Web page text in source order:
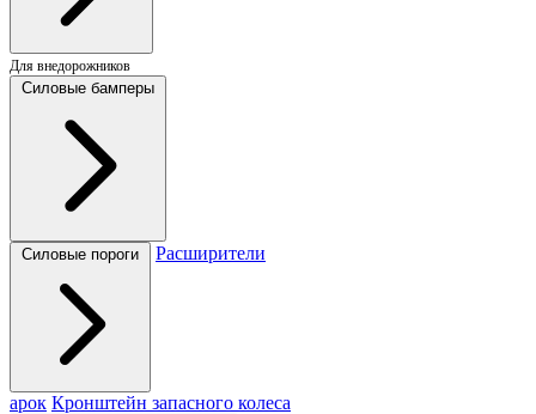
Для внедорожников
Силовые бамперы
Силовые пороги Расширители
арок Кронштейн запасного колеса